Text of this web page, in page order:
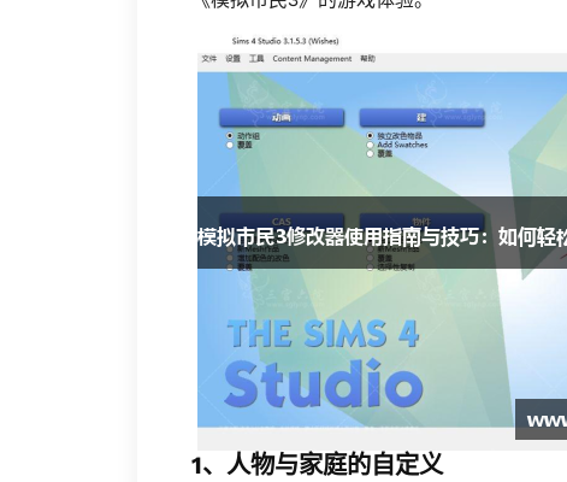
1、人物与家庭的自定义